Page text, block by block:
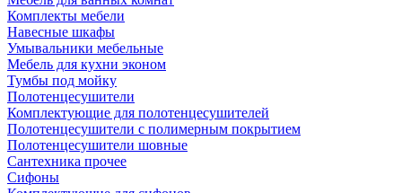
Комплекты мебели
Навесные шкафы
Умывальники мебельные
Мебель для кухни эконом
Тумбы под мойку
Полотенцесушители
Комплектующие для полотенцесушителей
Полотенцесушители с полимерным покрытием
Полотенцесушители шовные
Сантехника прочее
Сифоны